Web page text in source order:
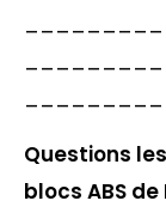
Questions
blocs ABS